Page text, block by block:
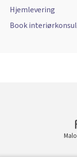
Hjemlevering
Book